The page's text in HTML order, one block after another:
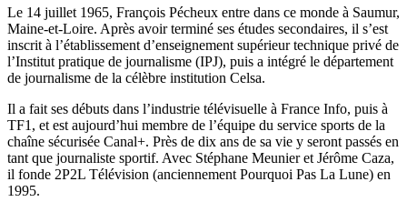
Le 14 juillet 1965, François Pécheux entre dans ce monde à Saumur,
Maine-et-Loire. Après avoir terminé ses études secondaires, il s’est
inscrit à l’établissement d’enseignement supérieur technique privé de
l’Institut pratique de journalisme (IPJ), puis a intégré le département
de journalisme de la célèbre institution Celsa.
Il a fait ses débuts dans l’industrie télévisuelle à France Info, puis à
TF1, et est aujourd’hui membre de l’équipe du service sports de la
chaîne sécurisée Canal+. Près de dix ans de sa vie y seront passés en
tant que journaliste sportif. Avec Stéphane Meunier et Jérôme Caza,
il fonde 2P2L Télévision (anciennement Pourquoi Pas La Lune) en
1995.